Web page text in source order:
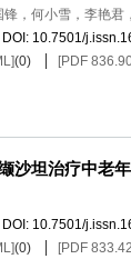
，何小雪，李艳君
DOI: 10.7501/
(0) [PDF
沙坦治疗中老
DOI: 10.7501/
(0) [PDF